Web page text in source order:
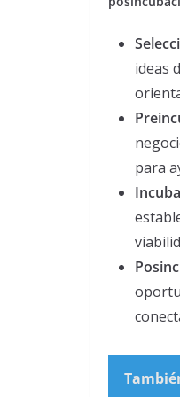
ideas
para